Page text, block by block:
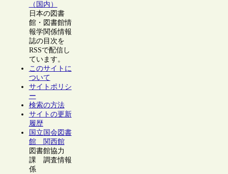
（国内）
日本の図書
館・図書館情
報学関係情報
誌の目次を
RSSで配信し
ています。
このサイトに
ついて
サイトポリシ
ー
検索の方法
サイトの更新
履歴
国立国会図書
館 関西館
図書館協力
課 調査情報
係